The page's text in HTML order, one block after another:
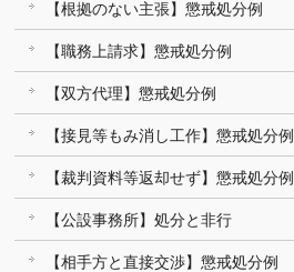
【根拠のない主張】懲戒処分例
【職務上請求】懲戒処分例
【双方代理】懲戒処分例
【接見等もみ消し工作】懲戒処分例
【裁判資料等返却せず】懲戒処分例
【公設事務所】処分と非行
【相手方と直接交渉】懲戒処分例